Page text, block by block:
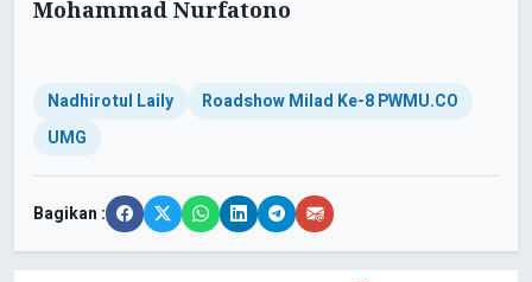
Mohammad Nurfatono
Nadhirotul Laily
Roadshow Milad Ke-8 PWMU.CO
UMG
Bagikan :